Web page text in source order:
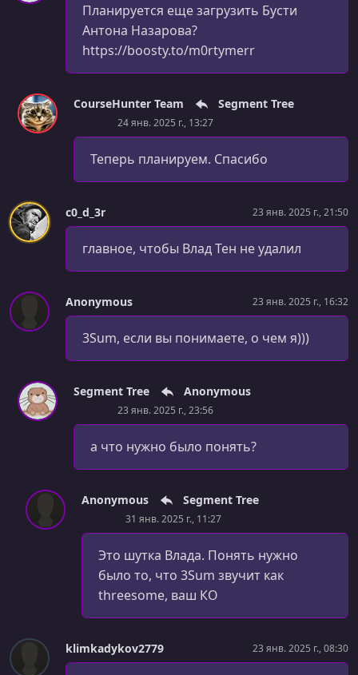
Планируется еще загрузить Бусти
Антона Назарова?
https://boosty.to/m0rtymerr
CourseHunter Team Segment Tree
24 янв. 2025 г., 13:27
Теперь планируем. Спасибо
c0_d_3r 23 янв. 2025 г., 21:50
главное, чтобы Влад Тен не удалил
Anonymous 23 янв. 2025 г., 16:32
3Sum, если вы понимаете, о чем я)))
Segment Tree Anonymous
23 янв. 2025 г., 23:56
а что нужно было понять?
Anonymous Segment Tree
31 янв. 2025 г., 11:27
Это шутка Влада. Понять нужно
было то, что 3Sum звучит как
threesome, ваш КО
klimkadykov2779 23 янв. 2025 г., 08:30